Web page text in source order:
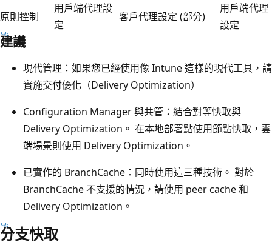
原則控制
用戶端代理設
定
客戶代理設定 (部分)
用戶端代理
設定
建議
現代管理：如果您已經使用像 Intune 這樣的現代工具，請
實施交付優化（Delivery Optimization）
Configuration Manager 與共管：結合對等快取與
Delivery Optimization。 在本地部署點使用節點快取，雲
端場景則使用 Delivery Optimization。
已實作的 BranchCache：同時使用這三種技術。 對於
BranchCache 不支援的情況，請使用 peer cache 和
Delivery Optimization。
分支快取